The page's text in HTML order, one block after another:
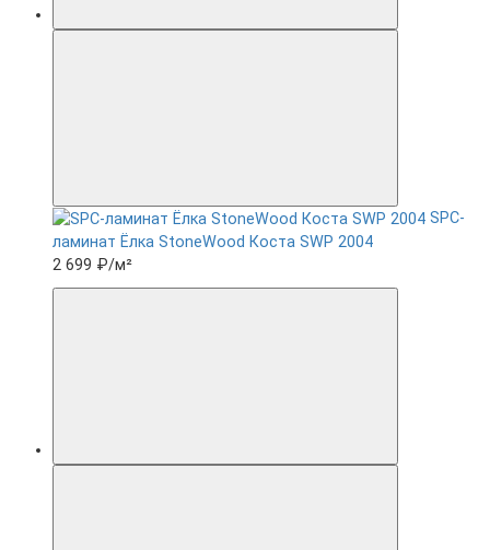
SPC-
ламинат Ëлка StoneWood Коста SWP 2004
2 699 ₽/м²